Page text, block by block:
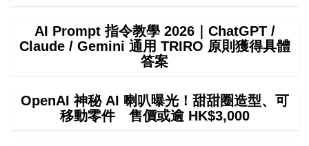
AI Prompt 指令教學 2026｜ChatGPT /
Claude / Gemini 通用 TRIRO 原則獲得具體
答案
OpenAI 神秘 AI 喇叭曝光！甜甜圈造型、可
移動零件 售價或逾 HK$3,000